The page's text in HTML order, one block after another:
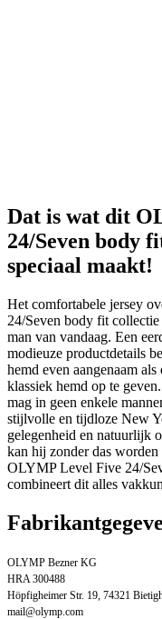
Dat is wat dit
24/Seven body
speciaal maakt!
Het comfortabele jersey
24/Seven body fit
man van vandaag. Een
modieuze productdetails
hemd even aangenaam
klassiek hemd op te
mag in geen enkele
stijlvolle en tijdloze New
gelegenheid en natuurlijk
kan hij zonder das
OLYMP Level Five 24/
combineert dit alles
OLYMP Bezner KG
HRA 300488
Höpfigheimer Str. 19, 74321
mail@olymp.com